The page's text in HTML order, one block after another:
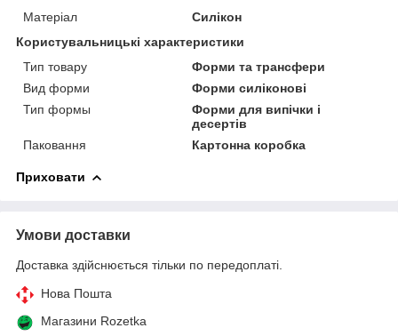
Матеріал
Силікон
Користувальницькі характеристики
Тип товару
Форми та трансфери
Вид форми
Форми силіконові
Тип формы
Форми для випічки і
десертів
Паковання
Картонна коробка
Приховати
Умови доставки
Доставка здійснюється тільки по передоплаті.
Нова Пошта
Магазини Rozetka